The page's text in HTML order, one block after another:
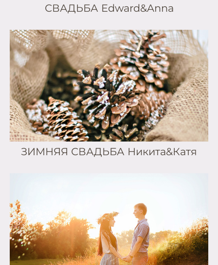
СВАДЬБА Edward&Anna
ЗИМНЯЯ СВАДЬБА Никита&Катя